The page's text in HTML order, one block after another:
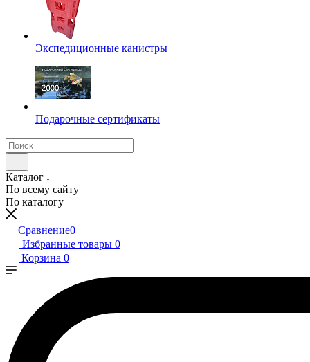
Экспедиционные канистры
Подарочные сертификаты
Каталог
По всему сайту
По каталогу
Сравнение0
Избранные товары 0
Корзина 0